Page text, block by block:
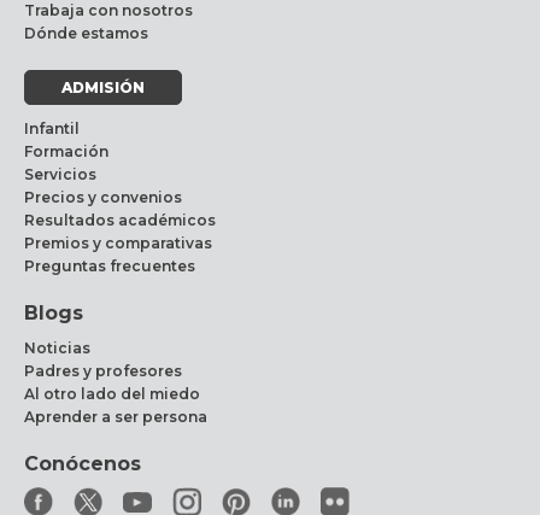
Trabaja con nosotros
Dónde estamos
ADMISIÓN
Infantil
Formación
Servicios
Precios y convenios
Resultados académicos
Premios y comparativas
Preguntas frecuentes
Blogs
Noticias
Padres y profesores
Al otro lado del miedo
Aprender a ser persona
Conócenos